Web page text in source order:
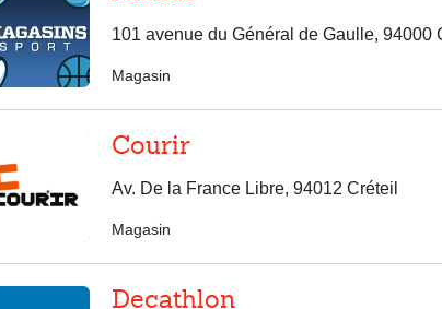
101 avenue du Général de Gaulle, 94000
Magasin
Courir
Av. De la France Libre, 94012 Créteil
Magasin
Decathlon